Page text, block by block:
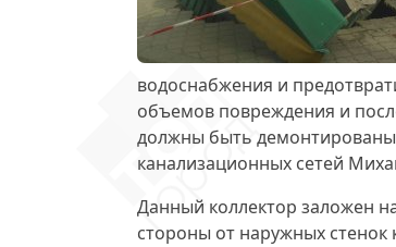
водоснабжения и
объемов повреждения и
должны быть
канализационных сетей
Данный коллектор заложен
стороны от наружных